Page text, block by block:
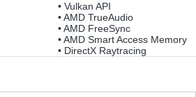
• Vulkan API
• AMD TrueAudio
• AMD FreeSync
• AMD Smart Access Memory
• DirectX Raytracing